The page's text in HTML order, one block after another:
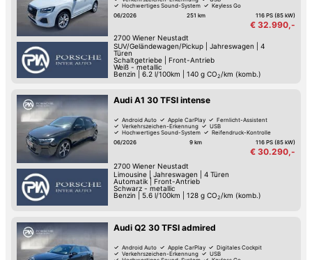
Hochwertiges Sound-System
Keyless Go
06/2026 251 km 116 PS (85 kW)
€ 32.990,-
2700 Wiener Neustadt
SUV/Geländewagen/Pickup| Jahreswagen
4
Türen
Schaltgetriebe| Front-Antrieb
Weiß - metallic
Benzin
6.2 l/100km 140 g CO2 /km (komb.)
Audi A1 30 TFSI intense
Android Auto Apple CarPlay
Fernlicht-Assistent
Verkehrszeichen-Erkennung
USB
Hochwertiges Sound-System
Reifendruck-Kontrolle
Müdigkeitserkennung
06/2026 9 km 116 PS (85 kW)
€ 30.290,-
2700 Wiener Neustadt
Limousine| Jahreswagen
4 Türen
Automatik| Front-Antrieb
Schwarz - metallic
Benzin
5.6 l/100km 128 g CO2 /km (komb.)
Audi Q2 30 TFSI admired
Android Auto Apple CarPlay
Digitales Cockpit
Verkehrszeichen-Erkennung
USB